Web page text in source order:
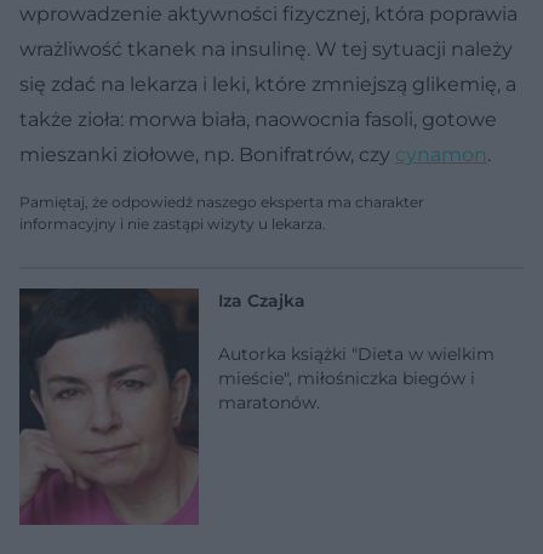
wprowadzenie aktywności fizycznej, która poprawia
wrażliwość tkanek na insulinę. W tej sytuacji należy
się zdać na lekarza i leki, które zmniejszą glikemię, a
także zioła: morwa biała, naowocnia fasoli, gotowe
mieszanki ziołowe, np. Bonifratrów, czy cynamon.
Pamiętaj, że odpowiedź naszego eksperta ma charakter
informacyjny i nie zastąpi wizyty u lekarza.
Iza Czajka
Autorka książki "Dieta w wielkim
mieście", miłośniczka biegów i
maratonów.